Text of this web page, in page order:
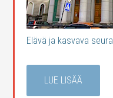
Elävä ja kasvava
LUE LISÄÄ